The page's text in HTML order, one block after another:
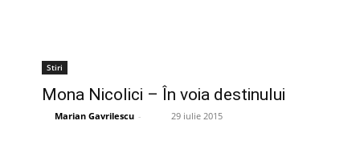
Stiri
Mona Nicolici – În voia destinului
Marian Gavrilescu - 29 iulie 2015